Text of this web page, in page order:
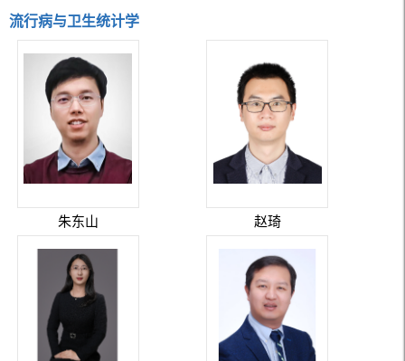
流行病与卫生统计学
朱东山 赵琦